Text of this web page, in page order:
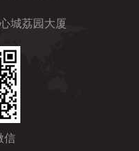
城荔园大厦
信